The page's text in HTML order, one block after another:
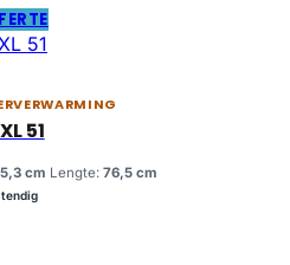
51
cm Lengte: 76,5 cm